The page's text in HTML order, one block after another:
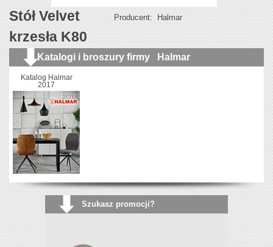
Stół Velvet
krzesła K80
Producent: Halmar
Katalogi i broszury firmy Halmar
Katalog Halmar
2017
Szukasz promocji?